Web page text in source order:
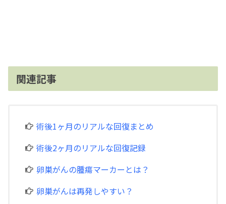
関連記事
術後1ヶ月のリアルな回復まとめ
術後2ヶ月のリアルな回復記録
卵巣がんの腫瘍マーカーとは？
卵巣がんは再発しやすい？